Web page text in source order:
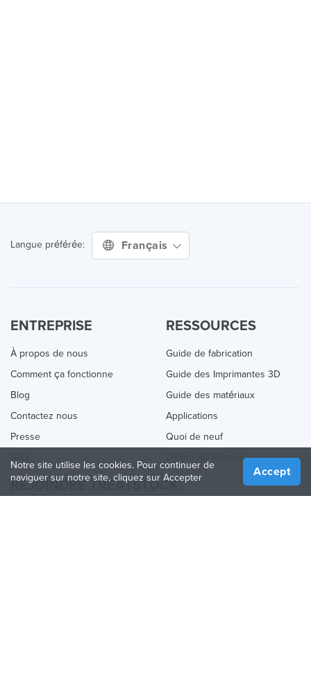
Langue préférée: Français
ENTREPRISE
À propos de nous
Comment ça fonctionne
Blog
Contactez nous
Presse
RESSOURCES
Guide de fabrication
Guide des Imprimantes 3D
Guide des matériaux
Applications
Quoi de neuf
Online 3D Printing
REJOINDRE TREATSTOCK
Notre site utilise les cookies. Pour continuer de
naviguer sur notre site, cliquez sur Accepter
Accept